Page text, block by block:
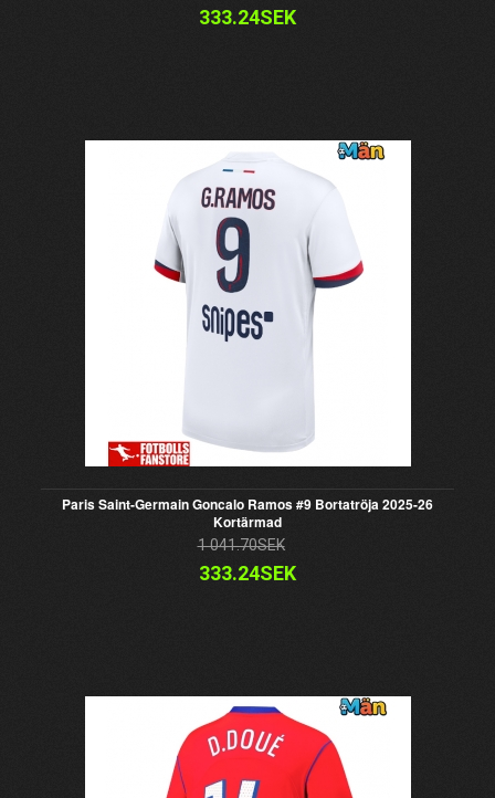
333.24SEK
Paris Saint-Germain Goncalo Ramos #9 Bortatröja 2025-26
Kortärmad
1 041.70SEK
333.24SEK